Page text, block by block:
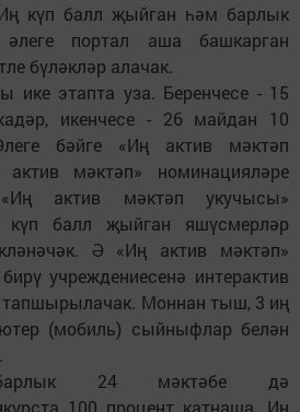
күп балл җыйган һәм барлык
әлеге портал аша башкарган
бүләкләр алачак.
ике этапта уза. Беренчесе - 15
икенчесе - 26 майдан 10
бәйге «Иң актив мәктәп
мәктәп» номинацияләре
актив мәктәп укучысы»
күп балл җыйган яшүсмерләр
Ә «Иң актив мәктәп»
учреждениесенә интерактив
Моннан тыш, 3 иң
(мобиль) сыйныфлар белән
барлык 24 мәктәбе дә
100 процент катнаша. Иң